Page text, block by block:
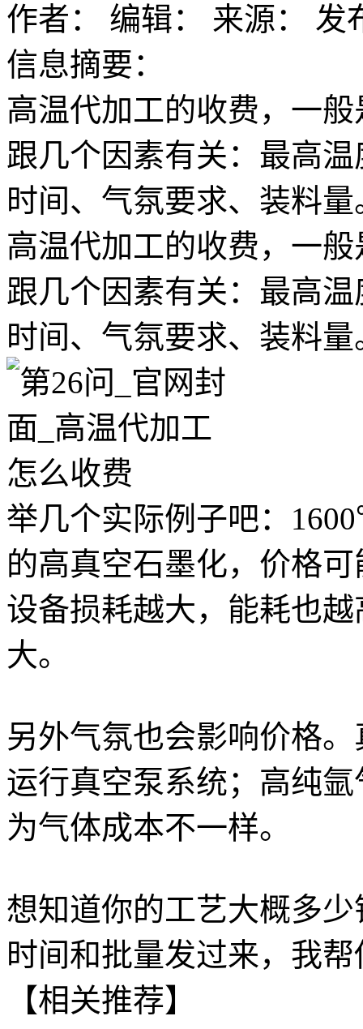
作者： 编辑： 来源： 发
信息摘要：
高温代加工的收费，一
跟几个因素有关：最高
时间、气氛要求、装料
高温代加工的收费，一
跟几个因素有关：最高
时间、气氛要求、装料量
举几个实际例子吧：
的高真空石墨化，价格
设备损耗越大，能耗也
大。
另外气氛也会影响价格
运行真空泵系统；高纯
为气体成本不一样。
想知道你的工艺大概多
时间和批量发过来，我
【相关推荐】